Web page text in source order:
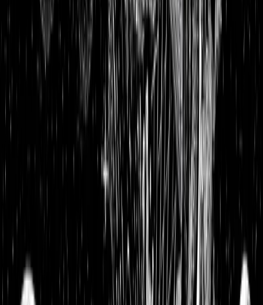
InMode Aktienanalyse: Flexible Technologie in der
Schönheitsbranche verbessert das Lebensgefühl vieler
Menschen